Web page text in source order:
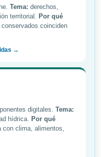
Tema: derechos,
territorial. Por qué
coinciden
→
digitales. Tema:
hídrica. Por qué
con clima, alimentos,